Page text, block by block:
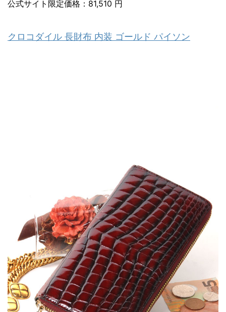
公式サイト限定価格：81,510 円
クロコダイル 長財布 内装 ゴールド パイソン